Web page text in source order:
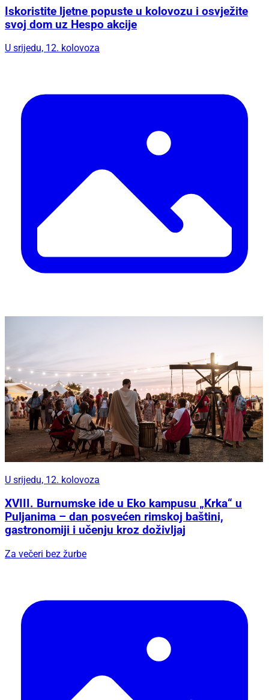
Iskoristite ljetne popuste u kolovozu i osvježite
svoj dom uz Hespo akcije
U srijedu, 12. kolovoza
U srijedu, 12. kolovoza
XVIII. Burnumske ide u Eko kampusu „Krka“ u
Puljanima – dan posvećen rimskoj baštini,
gastronomiji i učenju kroz doživljaj
Za večeri bez žurbe